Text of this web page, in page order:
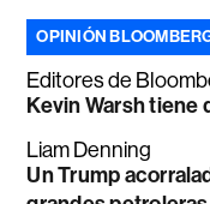
OPINIÓN
Editores de
Kevin Warsh tiene
Liam Denning
Un Trump